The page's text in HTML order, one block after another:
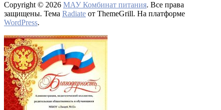
Copyright © 2026 МАУ Комбинат питания. Все права
защищены. Тема Radiate от ThemeGrill. На платформе
WordPress.